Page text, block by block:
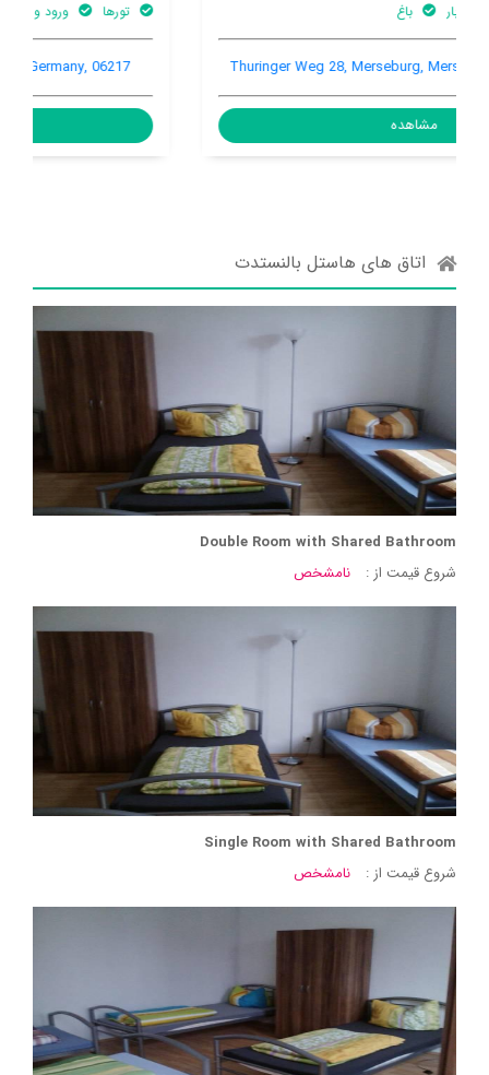
تورها پارکینگ ماشین
Park stress 5, Merseburg, Merseburg, Germany, 06217
مشاهده
اتاق های هاستل بالنستدت
Double Room with Shared Bathroom
شروع قیمت از :
نامشخص
Single Room with Shared Bathroom
شروع قیمت از :
نامشخص